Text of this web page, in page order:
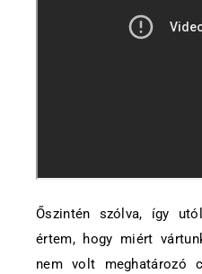
Őszintén szólva, így
értem, hogy miért
nem volt meghatározó